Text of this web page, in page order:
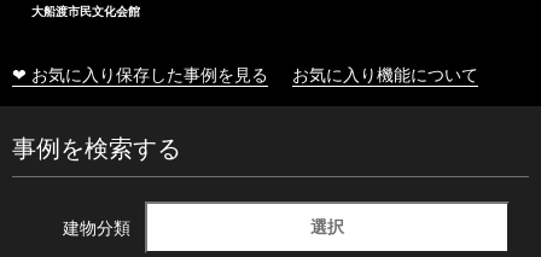
大船渡市民文化会館
❤ お気に入り保存した事例を見る お気に入り機能について
事例を検索する
建物分類 選択